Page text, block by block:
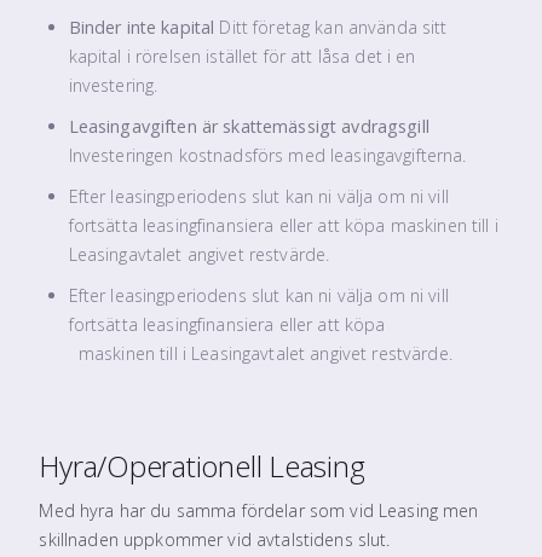
Binder inte kapital Ditt företag kan använda sitt
kapital i rörelsen istället för att låsa det i en
investering.
Leasingavgiften är skattemässigt avdragsgill
Investeringen kostnadsförs med leasingavgifterna.
Efter leasingperiodens slut kan ni välja om ni vill
fortsätta leasingfinansiera eller att köpa maskinen till i
Leasingavtalet angivet restvärde.
Efter leasingperiodens slut kan ni välja om ni vill
fortsätta leasingfinansiera eller att köpa
maskinen till i Leasingavtalet angivet restvärde.
Hyra/Operationell Leasing
Med hyra har du samma fördelar som vid Leasing men
skillnaden uppkommer vid avtalstidens slut.